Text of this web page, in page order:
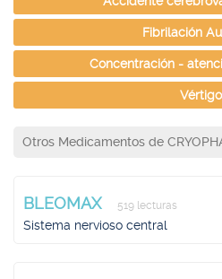
Fibrilación
Concentración -
Vértigo
Otros Medicamentos de
BLEOMAX 519 lecturas
Sistema nervioso central